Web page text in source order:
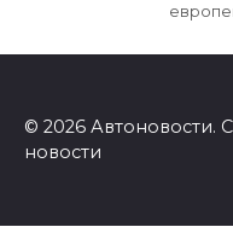
© 2026 Автоновости.
новости